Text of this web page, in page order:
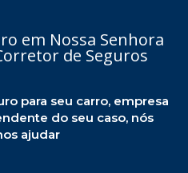
em Nossa Senhora
de Seguros
para seu carro, empresa
do seu caso, nós
ajudar